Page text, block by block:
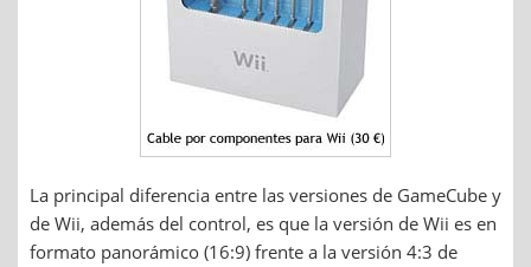
La principal diferencia entre las versiones de GameCube y
de Wii, además del control, es que la versión de Wii es en
formato panorámico (16:9) frente a la versión 4:3 de